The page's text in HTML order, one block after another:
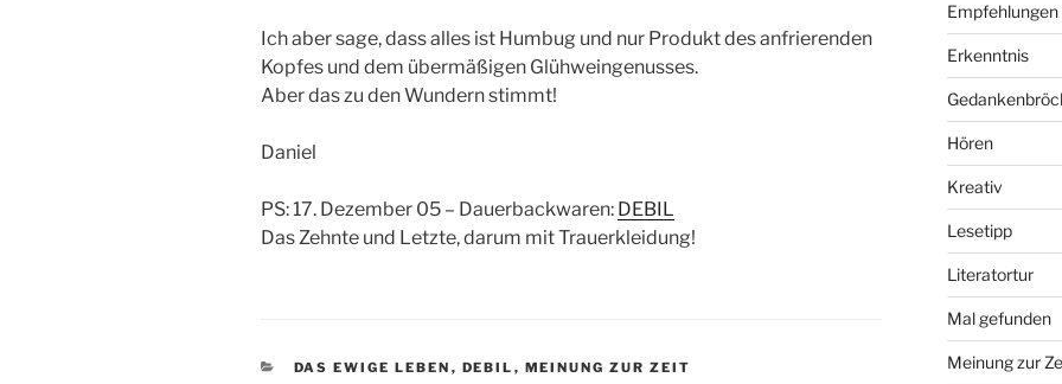
Ich aber sage, dass alles ist Humbug und nur Produkt des anfrierenden
Kopfes und dem übermäßigen Glühweingenusses.
Aber das zu den Wundern stimmt!
Daniel
PS: 17. Dezember 05 – Dauerbackwaren: DEBIL
Das Zehnte und Letzte, darum mit Trauerkleidung!
CATEGORIES
DAS EWIGE LEBEN , DEBIL , MEINUNG ZUR ZEIT
Empfehlungen
Erkenntnis
Hören
Kreativ
Lesetipp
Literatortur
Mal gefunden
Meinung zur